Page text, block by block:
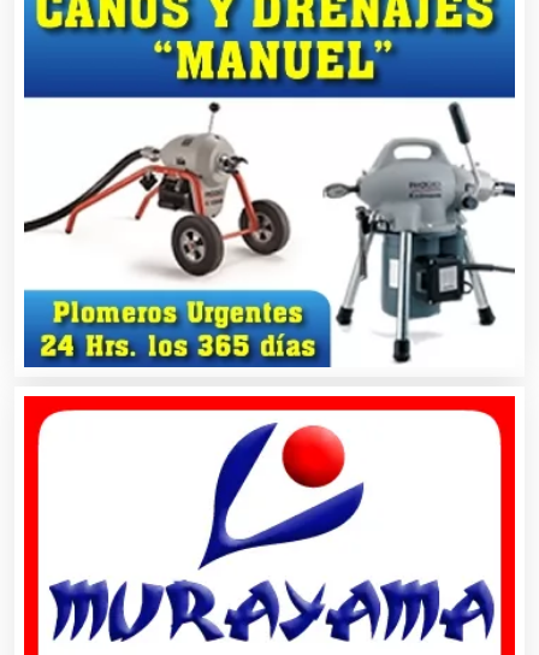
Asilos
Asociaciones Civiles
Asociaciones Empresariales
Audio, Sonido e Iluminación
Audios para Eventos
Automatización
Automóviles Nuevos y Usados